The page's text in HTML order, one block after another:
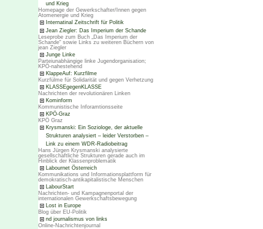
und Krieg
Homepage der Gewerkschafter/Innen gegen
Atomenergie und Krieg
Internatinal Zeitschrift für Politik
Jean Ziegler: Das Imperium der Schande
Leseprobe zum Buch „Das Imperium der
Schande“ sowie Links zu weiteren Büchern von
jean Ziegler
Junge Linke
Parteiunabhängige linke Jugendorganisation;
KPÖ-nahestehend
KlappeAuf: Kurzfilme
Kurzfülme für Solidarität und gegen Verhetzung
KLASSEgegenKLASSE
Nachrichten der revolutionären Linken
Kominform
Kommunistische Inforamtionsseite
KPÖ-Graz
KPÖ Graz
Krysmanski: Ein Soziologe, der aktuelle
Strukturen analysiert – leider Verstorben –
Link zu einem WDR-Radiobeitrag
Hans Jürgen Krysmanski analysierte
gesellschaftliche Strukturen gerade auch im
Hinblick der Klassenproblematik
Labournet Österreich
Kommunikations und Informationsplattform für
demokratisch-antikapitalistische Menschen
LabourStart
Nachrichten- und Kampagnenportal der
internationalen Gewerkschaftsbewegung
Lost in Europe
Blog über EU-Politik
nd journalismus von links
Online-Nachrichtenjournal